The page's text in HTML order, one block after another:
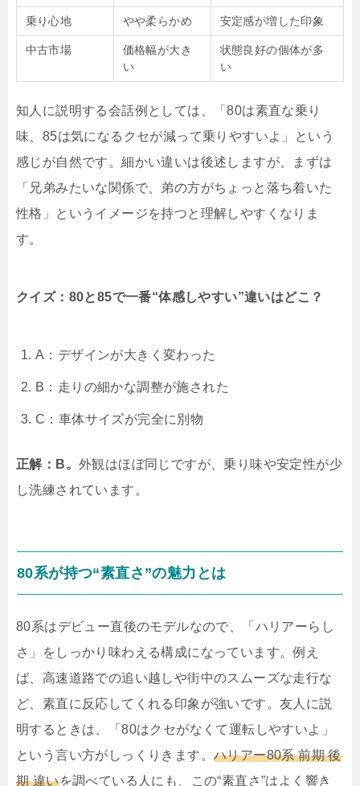
乗り心地 やや柔らかめ 安定感が増した印象
中古市場
価格幅が大き
い
状態良好の個体が多
い
知人に説明する会話例としては、「80は素直な乗り
味、85は気になるクセが減って乗りやすいよ」という
感じが自然です。細かい違いは後述しますが、まずは
「兄弟みたいな関係で、弟の方がちょっと落ち着いた
性格」というイメージを持つと理解しやすくなりま
す。
クイズ：80と85で一番“体感しやすい”違いはどこ？
A：デザインが大きく変わった
B：走りの細かな調整が施された
C：車体サイズが完全に別物
正解：B。 外観はほぼ同じですが、乗り味や安定性が少
し洗練されています。
80系が持つ“素直さ”の魅力とは
80系はデビュー直後のモデルなので、「ハリアーらし
さ」をしっかり味わえる構成になっています。例え
ば、高速道路での追い越しや街中のスムーズな走行な
ど、素直に反応してくれる印象が強いです。友人に説
明するときは、「80はクセがなくて運転しやすいよ」
という言い方がしっくりきます。 ハリアー80系 前期 後
期 違いを調べている人にも、この“素直さ”はよく響き